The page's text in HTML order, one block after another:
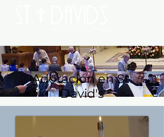
Adoración en St.
David's